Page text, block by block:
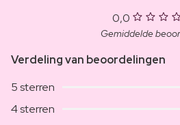
0,0
Gemiddelde
Verdeling van beoordelingen
5 sterren
4 sterren